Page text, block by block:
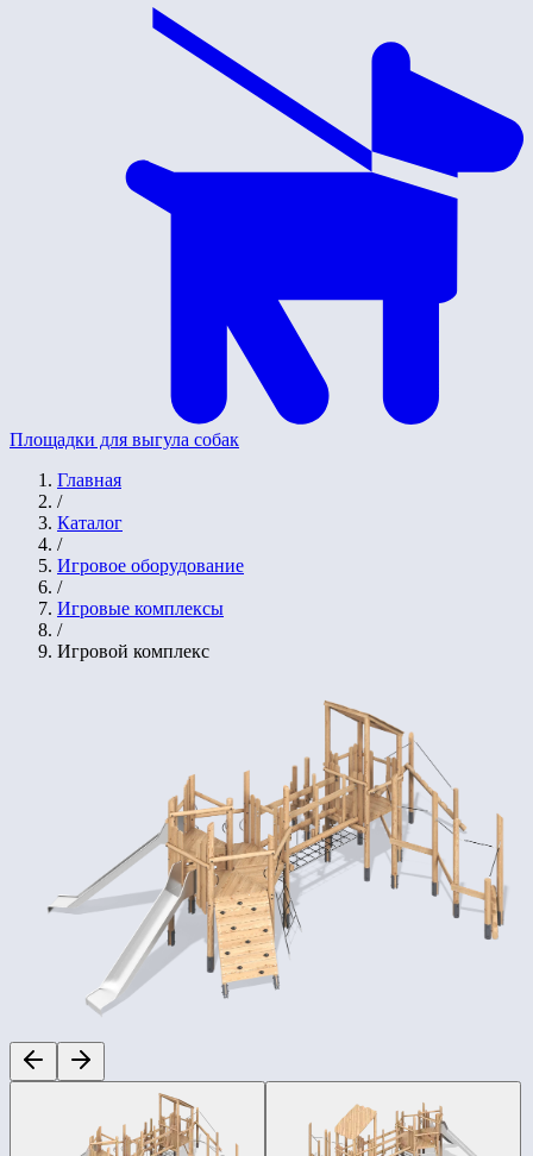
Площадки для выгула собак
Главная
/
Каталог
/
Игровое оборудование
/
Игровые комплексы
/
Игровой комплекс